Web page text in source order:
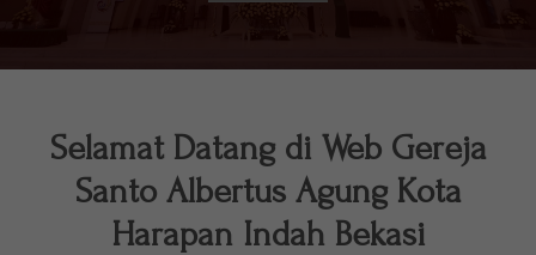
Selamat Datang di Web Gereja
Santo Albertus Agung Kota
Harapan Indah Bekasi